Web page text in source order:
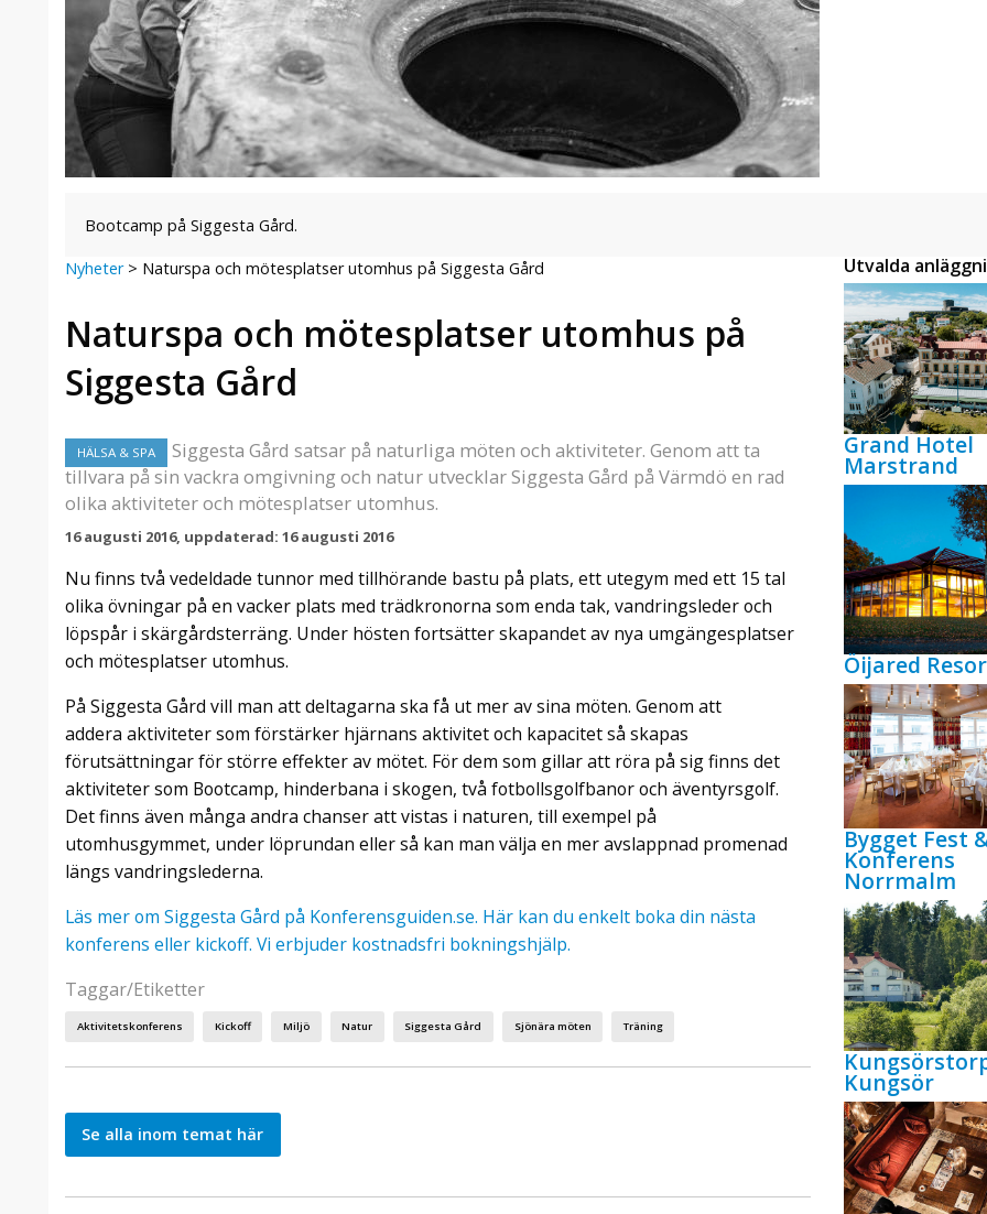
Bootcamp på Siggesta Gård.
Nyheter> Naturspa och mötesplatser utomhus på Siggesta Gård
Naturspa och mötesplatser utomhus på
Siggesta Gård
HÄLSA & SPA
Siggesta Gård satsar på naturliga möten och aktiviteter. Genom att ta
tillvara på sin vackra omgivning och natur utvecklar Siggesta Gård på Värmdö en rad
olika aktiviteter och mötesplatser utomhus.
16 augusti 2016, uppdaterad: 16 augusti 2016
Nu finns två vedeldade tunnor med tillhörande bastu på plats, ett utegym med ett 15 tal
olika övningar på en vacker plats med trädkronorna som enda tak, vandringsleder och
löpspår i skärgårdsterräng. Under hösten fortsätter skapandet av nya umgängesplatser
och mötesplatser utomhus.
På Siggesta Gård vill man att deltagarna ska få ut mer av sina möten. Genom att
addera aktiviteter som förstärker hjärnans aktivitet och kapacitet så skapas
förutsättningar för större effekter av mötet. För dem som gillar att röra på sig finns det
aktiviteter som Bootcamp, hinderbana i skogen, två fotbollsgolfbanor och äventyrsgolf.
Det finns även många andra chanser att vistas i naturen, till exempel på
utomhusgymmet, under löprundan eller så kan man välja en mer avslappnad promenad
längs vandringslederna.
Läs mer om Siggesta Gård på Konferensguiden.se. Här kan du enkelt boka din nästa
konferens eller kickoff. Vi erbjuder kostnadsfri bokningshjälp.
Taggar/Etiketter
Aktivitetskonferens Kickoff Miljö Natur Siggesta Gård Sjönära möten Träning
Se alla inom temat här
Utvalda
Grand Hotel
Marstrand
Öijared
Bygget Fest
Konferens
Norrmalm
Kungsör